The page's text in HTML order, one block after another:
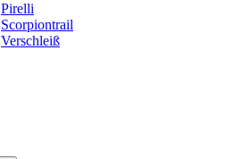
Pirelli
Scorpiontrail
Verschleiß